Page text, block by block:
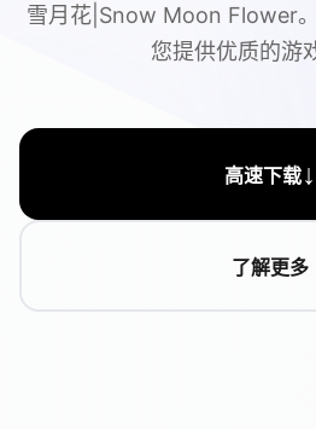
雪月花|Snow Moon Flower
您提供优质的游
高速下载↓
了解更多